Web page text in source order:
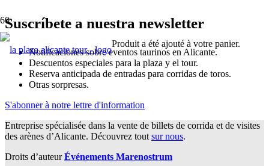
Produit a été ajouté à votre panier.
Suscríbete a nuestra newsletter
Notificaciones sobre eventos taurinos en Alicante.
Descuentos especiales para la plaza y el tour.
Reserva anticipada de entradas para corridas de toros.
Otras sorpresas.
S'abonner à notre lettre d'information
Entreprise spécialisée dans la vente de billets de corrida et de visites
des arènes d’Alicante. Découvrez tout sur nous.
Droits d’auteurÉvénements Marenostrum